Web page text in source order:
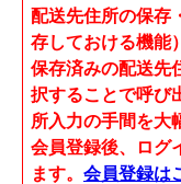
配送先住所の保存
存しておける機能
保存済みの配送先
択することで呼び
所入力の手間を大
会員登録後、ログ
ます。 会員登録は